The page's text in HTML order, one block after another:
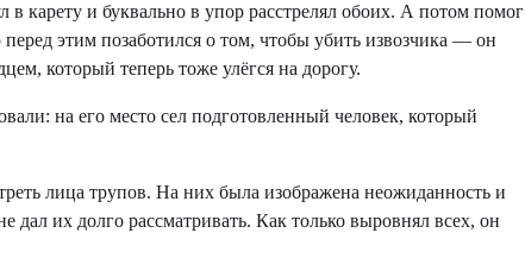
карету и буквально в упор расстрелял обоих. А потом помог
перед этим позаботился о том, чтобы убить извозчика — он
который теперь тоже улёгся на дорогу.
на его место сел подготовленный человек, который
лица трупов. На них была изображена неожиданность и
дал их долго рассматривать. Как только выровнял всех, он